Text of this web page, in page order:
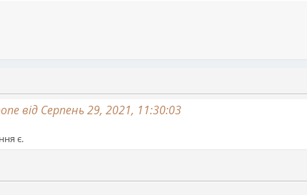
від Серпень 29, 2021, 11:30:03
є.